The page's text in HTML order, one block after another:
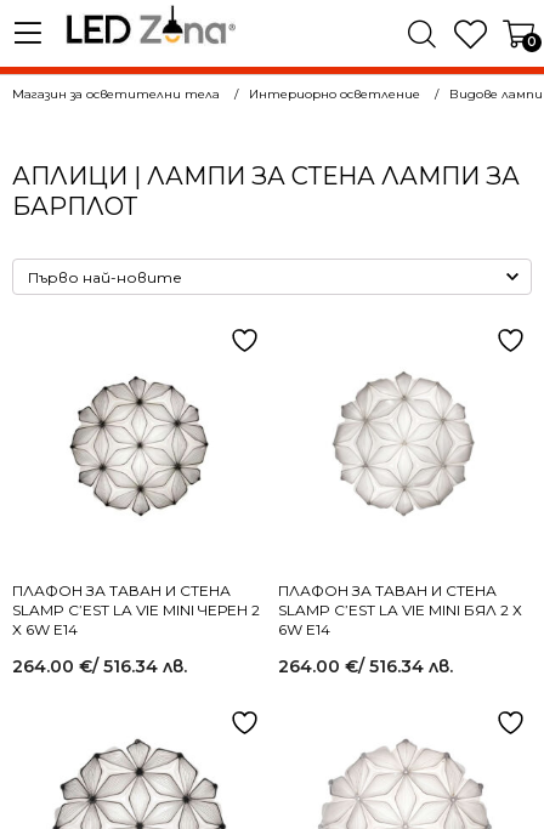
0
Магазин за осветителни тела Интериорно осветление Видове
АПЛИЦИ | ЛАМПИ ЗА СТЕНА ЛАМПИ ЗА
БАРПЛОТ
ПЛАФОН ЗА ТАВАН И СТЕНА
SLAMP C’EST LA VIE MINI ЧЕРЕН 2
X 6W E14
264.00 €/ 516.34 лв.
ПЛАФОН ЗА ТАВАН И СТЕНА
SLAMP C’EST LA VIE MINI БЯЛ 2 Х
6W E14
264.00 €/ 516.34 лв.